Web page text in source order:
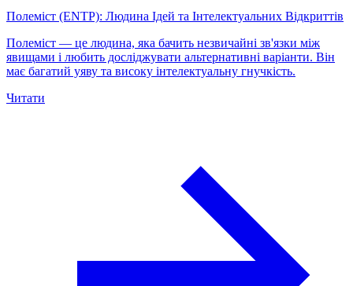
Полеміст (ENTP): Людина Ідей та Інтелектуальних Відкриттів
Полеміст — це людина, яка бачить незвичайні зв'язки між
явищами і любить досліджувати альтернативні варіанти. Він
має багатий уяву та високу інтелектуальну гнучкість.
Читати